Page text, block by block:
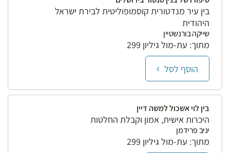
בין עיר מנדטורית קוסמופוליטית לבירת ישראל
היהודית
שייקה בורנשטיין
מתוך: עת-מול גיליון 299
הוסף לסל
בין לוי אשכול למשה דיין
היכרות אישית, אמון וקבלת החלטות
יניב פרידמן
מתוך: עת-מול גיליון 299